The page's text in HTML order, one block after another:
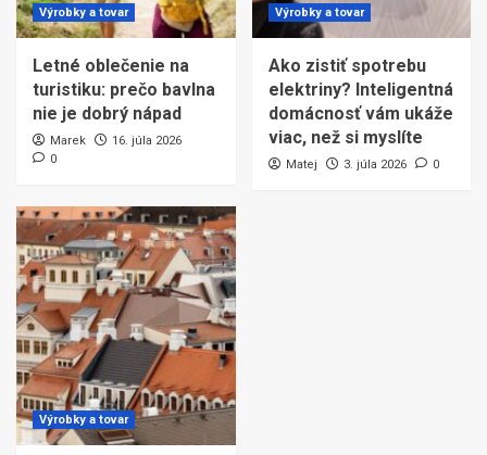
Výrobky a tovar
Letné oblečenie na
turistiku: prečo bavlna
nie je dobrý nápad
Marek
16. júla 2026
0
Výrobky a tovar
Ako zistiť spotrebu
elektriny? Inteligentná
domácnosť vám ukáže
viac, než si myslíte
Matej 3. júla 2026 0
Výrobky a tovar